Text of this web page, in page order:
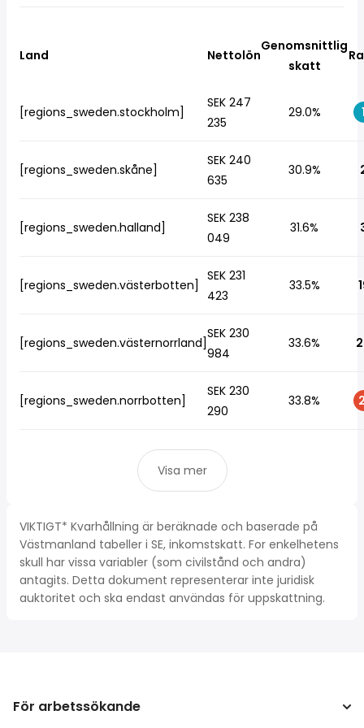
Land Nettolön
Genomsnittlig
skatt
[regions_sweden.stockholm]
SEK 247
235
29.0%
[regions_sweden.skåne]
SEK 240
635
30.9%
[regions_sweden.halland]
SEK 238
049
31.6%
[regions_sweden.västerbotten]
SEK 231
423
33.5%
[regions_sweden.västernorrland]
SEK 230
984
33.6%
[regions_sweden.norrbotten]
SEK 230
290
33.8%
Visa mer
VIKTIGT* Kvarhållning är beräknade och baserade på
Västmanland tabeller i SE, inkomstskatt. For enkelhetens
skull har vissa variabler (som civilstånd och andra)
antagits. Detta dokument representerar inte juridisk
auktoritet och ska endast användas för uppskattning.
För arbetssökande